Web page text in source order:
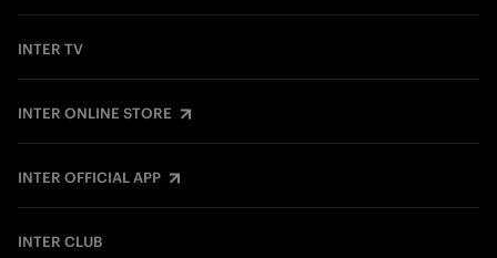
INTER TV
INTER ONLINE STORE
INTER OFFICIAL APP
INTER CLUB